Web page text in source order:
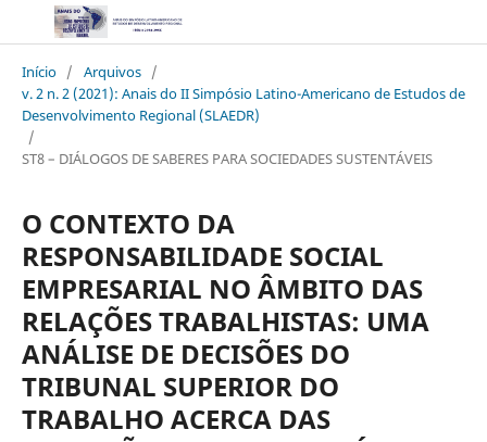
Início / Arquivos /
v. 2 n. 2 (2021): Anais do II Simpósio Latino-Americano de Estudos de
Desenvolvimento Regional (SLAEDR)
/
ST8 – DIÁLOGOS DE SABERES PARA SOCIEDADES SUSTENTÁVEIS
O CONTEXTO DA
RESPONSABILIDADE SOCIAL
EMPRESARIAL NO ÂMBITO DAS
RELAÇÕES TRABALHISTAS: UMA
ANÁLISE DE DECISÕES DO
TRIBUNAL SUPERIOR DO
TRABALHO ACERCA DAS